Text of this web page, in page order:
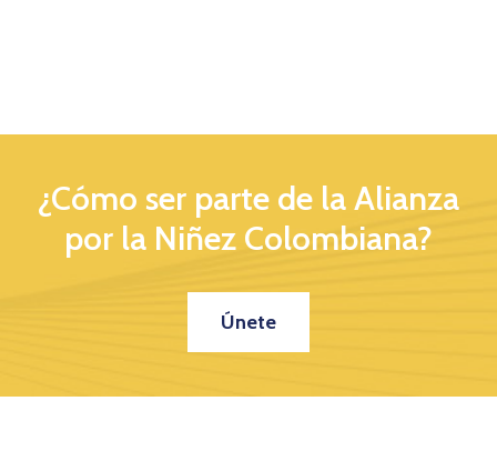
¿Cómo ser parte de la Alianza
por la Niñez Colombiana?
Únete